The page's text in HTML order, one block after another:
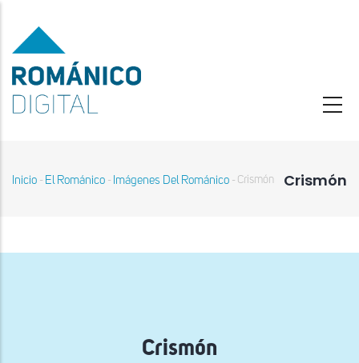
contenido
principal
Crismón
Sobrescribir
navegación
Inicio - El Románico - Imágenes Del Románico - Crismón
Crismón